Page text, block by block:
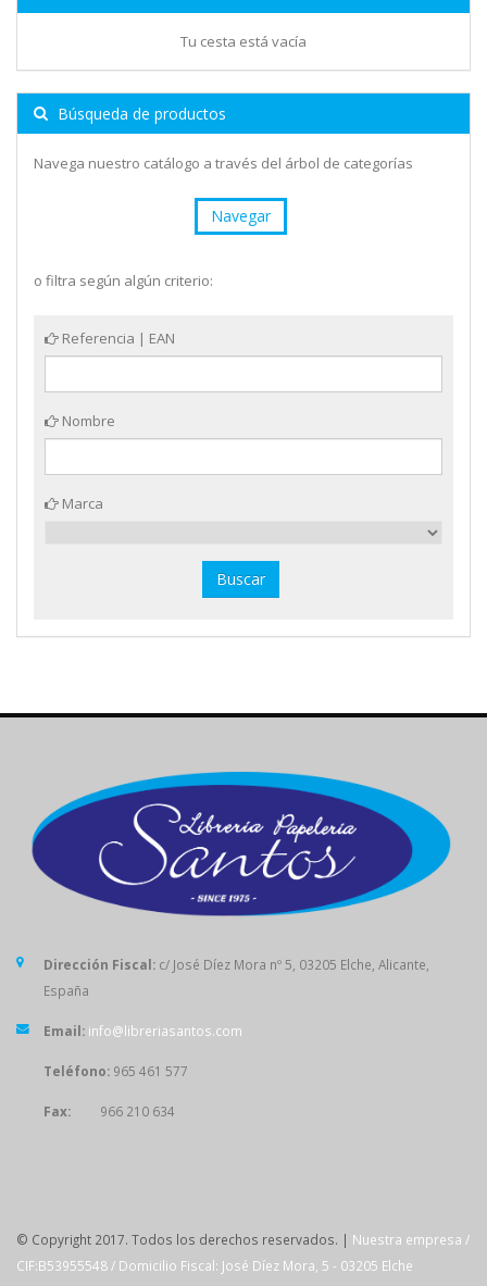
Tu cesta está vacía
Búsqueda de productos
Navega nuestro catálogo a través del árbol de categorías
Navegar
o filtra según algún criterio:
Referencia | EAN
Nombre
Marca
Dirección Fiscal: c/ José Díez Mora nº 5, 03205 Elche, Alicante,
España
Email: info@libreriasantos.com
Teléfono: 965 461 577
Fax: 966 210 634
© Copyright 2017. Todos los derechos reservados. | Nuestra empresa /
CIF:B53955548 / Domicilio Fiscal: José Díez Mora, 5 - 03205 Elche